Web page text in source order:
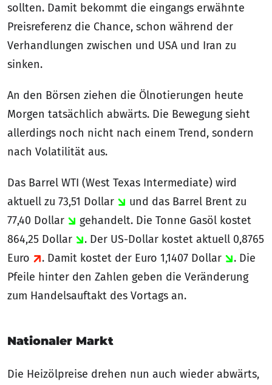
sollten. Damit bekommt die eingangs erwähnte
Preisreferenz die Chance, schon während der
Verhandlungen zwischen und USA und Iran zu
sinken.
An den Börsen ziehen die Ölnotierungen heute
Morgen tatsächlich abwärts. Die Bewegung sieht
allerdings noch nicht nach einem Trend, sondern
nach Volatilität aus.
Das Barrel WTI (West Texas Intermediate) wird
aktuell zu 73,51 Dollar
und das Barrel Brent zu
77,40 Dollar
gehandelt. Die Tonne Gasöl kostet
864,25 Dollar
. Der US-Dollar kostet aktuell 0,8765
Euro
. Damit kostet der Euro 1,1407 Dollar
. Die
Pfeile hinter den Zahlen geben die Veränderung
zum Handelsauftakt des Vortags an.
Nationaler Markt
Die Heizölpreise drehen nun auch wieder abwärts,